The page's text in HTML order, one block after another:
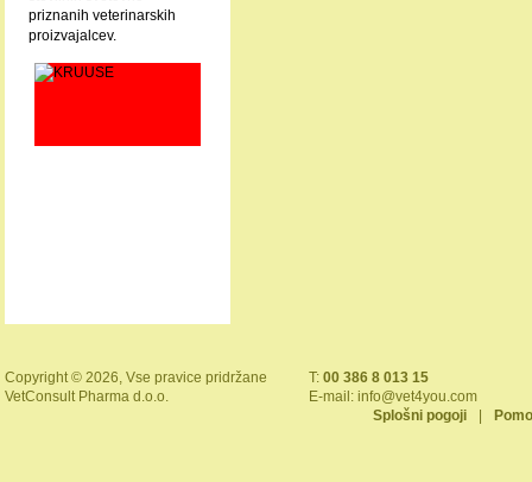
priznanih veterinarskih
proizvajalcev.
Copyright © 2026, Vse pravice pridržane
VetConsult Pharma d.o.o.
T: 00 386 8 013 15
E-mail: info@vet4you.com
Splošni pogoji